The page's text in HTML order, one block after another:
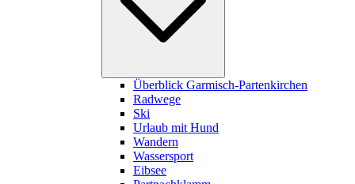
Überblick Garmisch-Partenkirchen
Radwege
Ski
Urlaub mit Hund
Wandern
Wassersport
Eibsee